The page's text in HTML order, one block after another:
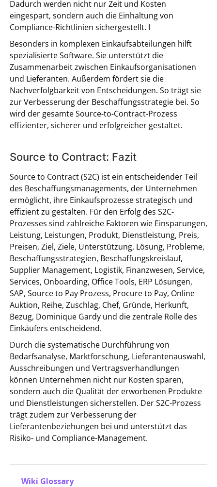
Dadurch werden nicht nur Zeit und Kosten
eingespart, sondern auch die Einhaltung von
Compliance-Richtlinien sichergestellt. I
Besonders in komplexen Einkaufsabteilungen hilft
spezialisierte Software. Sie unterstützt die
Zusammenarbeit zwischen Einkaufsorganisationen
und Lieferanten. Außerdem fördert sie die
Nachverfolgbarkeit von Entscheidungen. So trägt sie
zur Verbesserung der Beschaffungsstrategie bei. So
wird der gesamte Source-to-Contract-Prozess
effizienter, sicherer und erfolgreicher gestaltet.
Source to Contract: Fazit
Source to Contract (S2C) ist ein entscheidender Teil
des Beschaffungsmanagements, der Unternehmen
ermöglicht, ihre Einkaufsprozesse strategisch und
effizient zu gestalten. Für den Erfolg des S2C-
Prozesses sind zahlreiche Faktoren wie Einsparungen,
Leistung, Leistungen, Produkt, Dienstleistung, Preis,
Preisen, Ziel, Ziele, Unterstützung, Lösung, Probleme,
Beschaffungsstrategien, Beschaffungskreislauf,
Supplier Management, Logistik, Finanzwesen, Service,
Services, Onboarding, Office Tools, ERP Lösungen,
SAP, Source to Pay Prozess, Procure to Pay, Online
Auktion, Reihe, Zuschlag, Chef, Gründe, Herkunft,
Bezug, Dominique Gardy und die zentrale Rolle des
Einkäufers entscheidend.
Durch die systematische Durchführung von
Bedarfsanalyse, Marktforschung, Lieferantenauswahl,
Ausschreibungen und Vertragsverhandlungen
können Unternehmen nicht nur Kosten sparen,
sondern auch die Qualität der erworbenen Produkte
und Dienstleistungen sicherstellen. Der S2C-Prozess
trägt zudem zur Verbesserung der
Lieferantenbeziehungen bei und unterstützt das
Risiko- und Compliance-Management.
Wiki Glossary